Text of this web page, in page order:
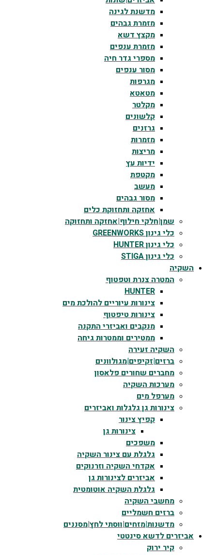
מדשנת לגינה
מזמרת גבהים
מקצץ דשא
מזמרת ענפים
מספרי גדר חיה
מסור ענפים
מגרפות
מטאטא
מקלטר
קלשונים
גרזנים
מזמרות
מריצות
ידיות עץ
מקטפת
מעשב
מסור גבהים
אחזקה ותחזוקת כלים
שמן|חלקי חילוף|אחזקה ותחזוקה
כלי גינון GREENWORKS
כלי גינון HUNTER
כלי גינון STIGA
השקיה
המטרה צנרת וטפטוף
HUNTER
צינורות עיוריים להולכת מים
צינורות טיפטוף
מנקבים ואביזרי התקנה
ממטירים וממטרות גיחה
השקיה זעירה
ברזים|זקיפים|מגולוונים
מחברים שחורים פלאסון
מערכות השקיה
מערפל מים
צינורות גן גלגלות ואביזרים
קפיץ צינור
צינורות גן
משפכים
גלגלת עם צינור השקיה
אקדחי השקיה וזרנוקים
אביזרים לצינורות גן
גלגלת השקיה אוטומטית
מחשבי השקיה
ברזים חשמליים
מדשנות|מזחים|ווסתי לחץ|מסננים
אביזרים לדשא סינטטי
קיר ירוק